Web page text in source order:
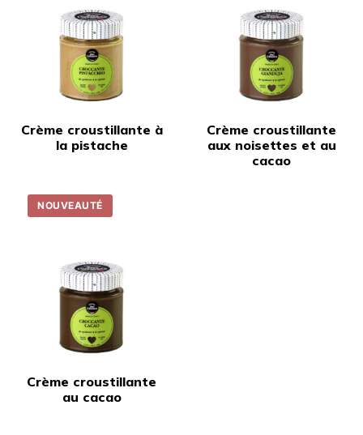
Crème croustillante à
la pistache
Crème croustillante
aux noisettes et au
cacao
NOUVEAUTÉ
Crème croustillante
au cacao